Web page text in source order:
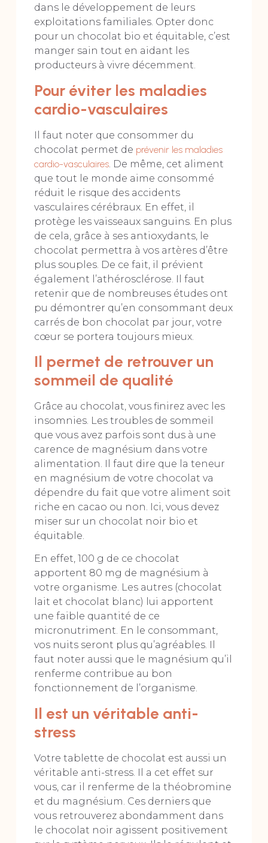
dans le développement de leurs
exploitations familiales. Opter donc
pour un chocolat bio et équitable, c’est
manger sain tout en aidant les
producteurs à vivre décemment.
Pour éviter les maladies
cardio-vasculaires
Il faut noter que consommer du
chocolat permet de prévenir les maladies
cardio-vasculaires. De même, cet aliment
que tout le monde aime consommé
réduit le risque des accidents
vasculaires cérébraux. En effet, il
protège les vaisseaux sanguins. En plus
de cela, grâce à ses antioxydants, le
chocolat permettra à vos artères d’être
plus souples. De ce fait, il prévient
également l’athérosclérose. Il faut
retenir que de nombreuses études ont
pu démontrer qu’en consommant deux
carrés de bon chocolat par jour, votre
cœur se portera toujours mieux.
Il permet de retrouver un
sommeil de qualité
Grâce au chocolat, vous finirez avec les
insomnies. Les troubles de sommeil
que vous avez parfois sont dus à une
carence de magnésium dans votre
alimentation. Il faut dire que la teneur
en magnésium de votre chocolat va
dépendre du fait que votre aliment soit
riche en cacao ou non. Ici, vous devez
miser sur un chocolat noir bio et
équitable.
En effet, 100 g de ce chocolat
apportent 80 mg de magnésium à
votre organisme. Les autres (chocolat
lait et chocolat blanc) lui apportent
une faible quantité de ce
micronutriment. En le consommant,
vos nuits seront plus qu’agréables. Il
faut noter aussi que le magnésium qu’il
renferme contribue au bon
fonctionnement de l’organisme.
Il est un véritable anti-
stress
Votre tablette de chocolat est aussi un
véritable anti-stress. Il a cet effet sur
vous, car il renferme de la théobromine
et du magnésium. Ces derniers que
vous retrouverez abondamment dans
le chocolat noir agissent positivement